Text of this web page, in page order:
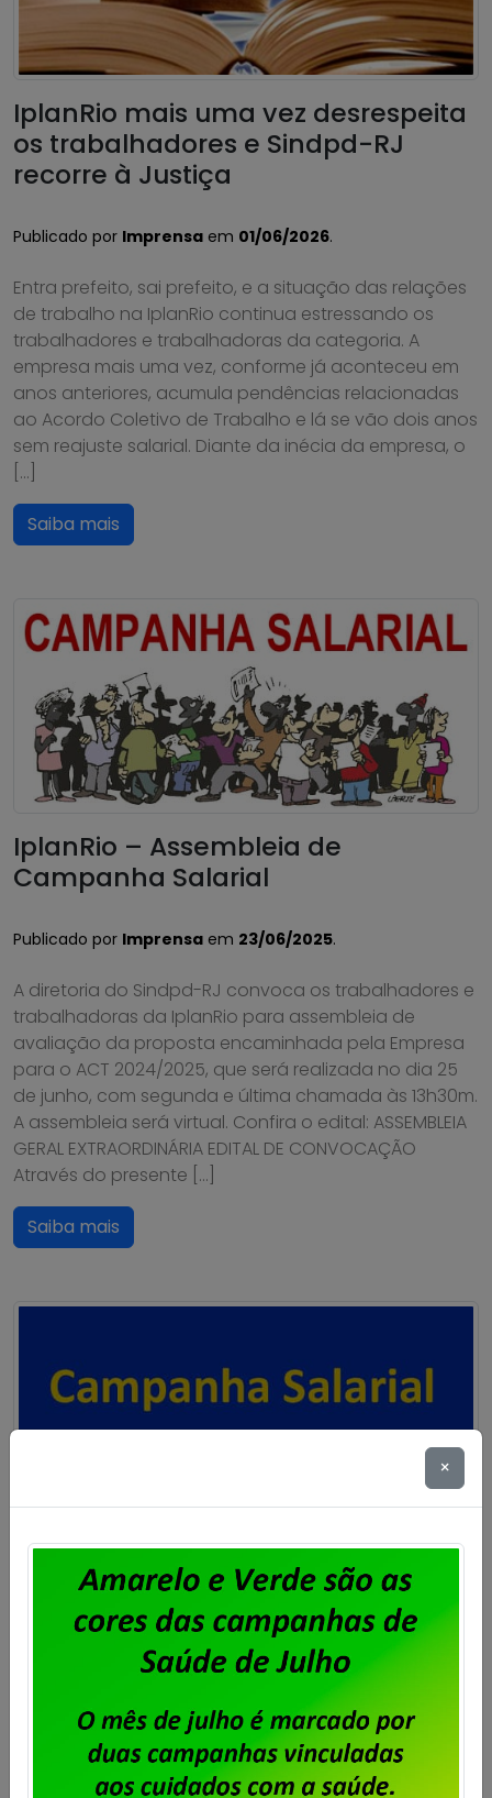
IplanRio mais uma vez desrespeita
os trabalhadores e Sindpd-RJ
recorre à Justiça
Publicado por Imprensa em 01/06/2026.
Entra prefeito, sai prefeito, e a situação das relações
de trabalho na IplanRio continua estressando os
trabalhadores e trabalhadoras da categoria. A
empresa mais uma vez, conforme já aconteceu em
anos anteriores, acumula pendências relacionadas
ao Acordo Coletivo de Trabalho e lá se vão dois anos
sem reajuste salarial. Diante da inécia da empresa, o
[…]
Saiba mais
IplanRio – Assembleia de
Campanha Salarial
Publicado por Imprensa em 23/06/2025.
A diretoria do Sindpd-RJ convoca os trabalhadores e
trabalhadoras da IplanRio para assembleia de
avaliação da proposta encaminhada pela Empresa
para o ACT 2024/2025, que será realizada no dia 25
de junho, com segunda e última chamada às 13h30m.
A assembleia será virtual. Confira o edital: ASSEMBLEIA
GERAL EXTRAORDINÁRIA EDITAL DE CONVOCAÇÃO
Através do presente […]
Saiba mais
Campanha Salarial IplanRio –
Trabalhadores aprovam pauta de
reivindicações
Imprensa em 01/04/2025
×